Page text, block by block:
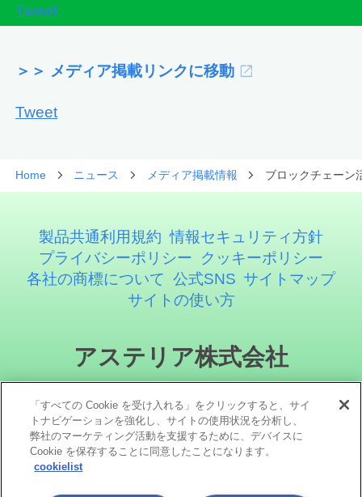
Tweet
＞＞ メディア掲載リンクに移動
Tweet
Home ニュース メディア掲載情報 ブロックチェーン
製品共通利用規約 情報セキュリティ方針
プライバシーポリシー
クッキーポリシー
各社の商標について 公式SNS サイトマップ
サイトの使い方
アステリア株式会社
「すべての Cookie を受け入れる」をクリックすると、サイ
トナビゲーションを強化し、サイトの使用状況を分析し、
弊社のマーケティング活動を支援するために、デバイスに
Cookie を保存することに同意したことになります。
cookielist